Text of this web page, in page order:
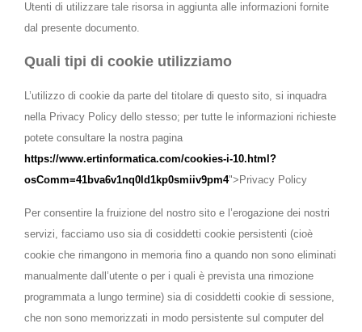
Utenti di utilizzare tale risorsa in aggiunta alle informazioni fornite
dal presente documento.
Quali tipi di cookie utilizziamo
L’utilizzo di cookie da parte del titolare di questo sito, si inquadra
nella Privacy Policy dello stesso; per tutte le informazioni richieste
potete consultare la nostra pagina
https://www.ertinformatica.com/cookies-i-10.html?
osComm=41bva6v1nq0ld1kp0smiiv9pm4">Privacy Policy
Per consentire la fruizione del nostro sito e l’erogazione dei nostri
servizi, facciamo uso sia di cosiddetti cookie persistenti (cioè
cookie che rimangono in memoria fino a quando non sono eliminati
manualmente dall’utente o per i quali è prevista una rimozione
programmata a lungo termine) sia di cosiddetti cookie di sessione,
che non sono memorizzati in modo persistente sul computer del